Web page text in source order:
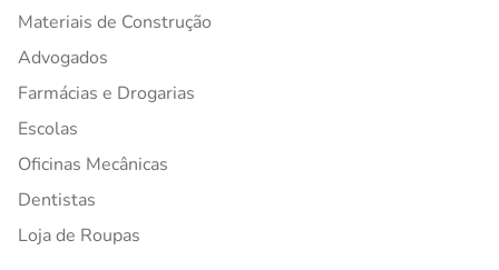
Materiais de Construção
Advogados
Farmácias e Drogarias
Escolas
Oficinas Mecânicas
Dentistas
Loja de Roupas